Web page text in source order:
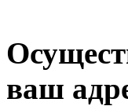
ваш